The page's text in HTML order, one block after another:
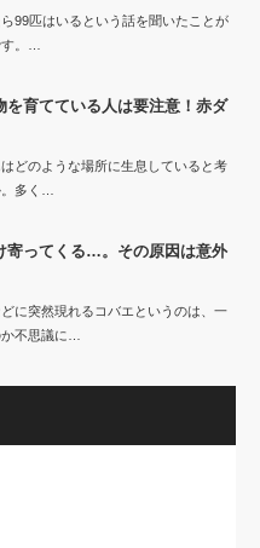
99匹はいるという話を聞いたことが
。…
を育てている人は要注意！赤ダ
どのような場所に生息していると考
多く…
寄ってくる…。その原因は意外
に突然現れるコバエというのは、一
不思議に…